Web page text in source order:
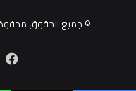
© جميع الحقوق